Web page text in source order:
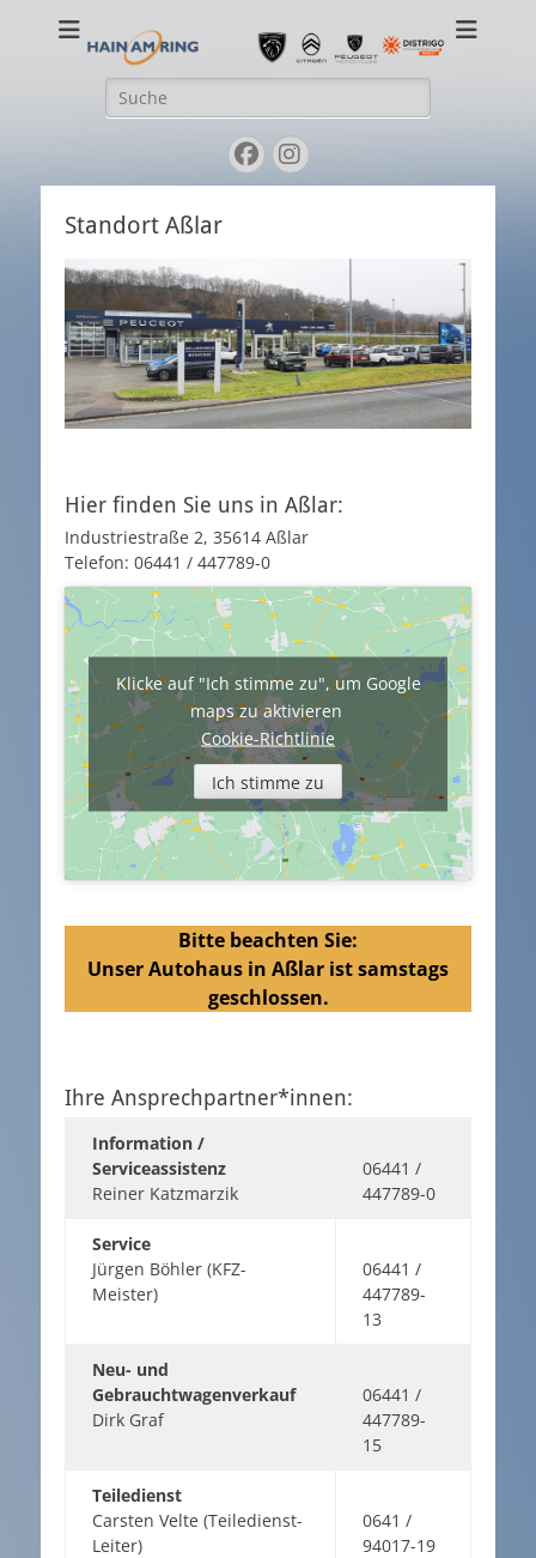
Ihr PEUGEOT-Händler in Gießen und Aßlar
Suche
nach:
Facebook
Instagram
Standort Aßlar
Hier finden Sie uns in Aßlar:
Industriestraße 2, 35614 Aßlar
Telefon: 06441 / 447789-0
Klicke auf "Ich stimme zu", um Google
maps zu aktivieren
Cookie-Richtlinie
Ich stimme zu
Bitte beachten Sie:
Unser Autohaus in Aßlar ist samstags
geschlossen.
Ihre Ansprechpartner*innen:
Information /
Serviceassistenz
Reiner Katzmarzik
06441 /
447789-0
Service
Jürgen Böhler (KFZ-
Meister)
06441 /
447789-
13
Neu- und
Gebrauchtwagenverkauf
Dirk Graf
06441 /
447789-
15
Teiledienst
Carsten Velte (Teiledienst-
Leiter)
0641 /
94017-19